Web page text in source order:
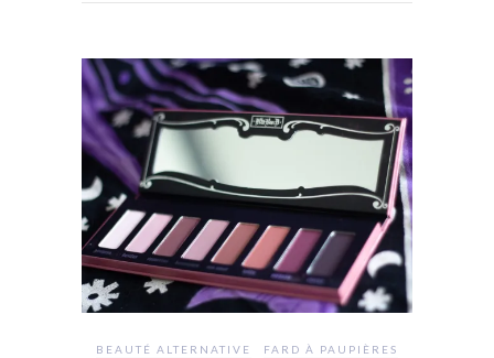
BEAUTÉ ALTERNATIVE FARD À PAUPIÈRES